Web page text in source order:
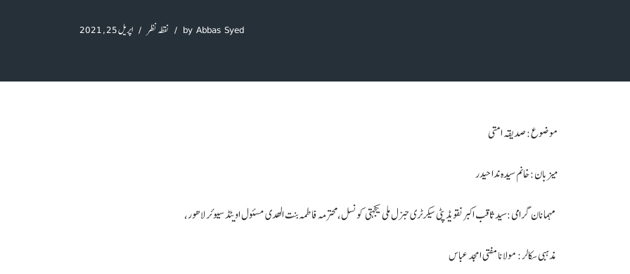
by Abbas Syed نقطہ نظر اپریل 25, 2021
موضوع: صدیقہ امتی
میزبان: خانم سیدہ ندا حیدر
مہمانان گرامی:سید ثاقب اکبر نقویڈپٹی سیکرٹری جنرل ملی یکجہتی کونسل،محترمہ فاطمہ بنت الھدی مسئول اویٹڈ سیوئر لاھور،
مذہبی سکالر: مولانا مفتی امجد عباس